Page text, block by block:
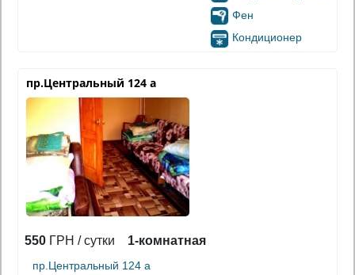
Фен
Кондиционер
пр.Центральный 124 а
550 ГРН / сутки 1-комнатная
пр.Центральный 124 а